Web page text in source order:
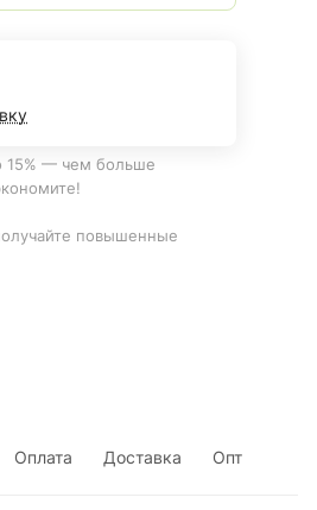
15% — чем больше
повышенные
Оплата Доставка Опт